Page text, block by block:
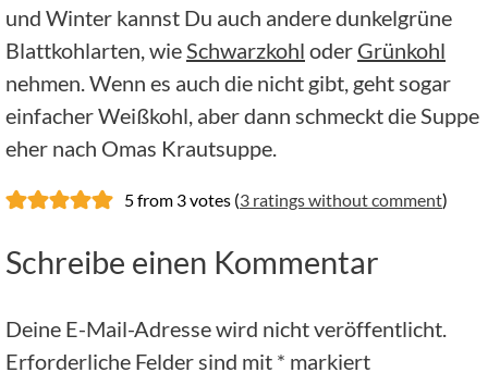
und Winter kannst Du auch andere dunkelgrüne
Blattkohlarten, wieSchwarzkohl oder Grünkohl
nehmen. Wenn es auch die nicht gibt, geht sogar
einfacher Weißkohl, aber dann schmeckt die Suppe
eher nach Omas Krautsuppe.
5 from 3 votes (3 ratings without comment)
Schreibe einen Kommentar
Deine E-Mail-Adresse wird nicht veröffentlicht.
Erforderliche Felder sind mit * markiert